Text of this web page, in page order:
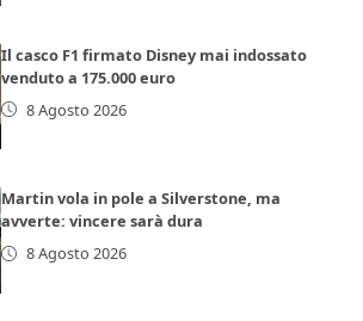
Il casco F1 firmato Disney mai indossato
venduto a 175.000 euro
8 Agosto 2026
Martin vola in pole a Silverstone, ma
avverte: vincere sarà dura
8 Agosto 2026